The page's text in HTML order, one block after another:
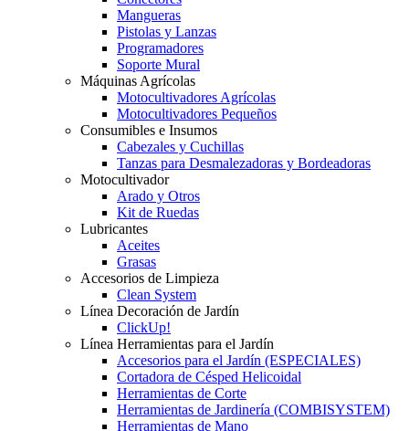
Mangueras
Pistolas y Lanzas
Programadores
Soporte Mural
Máquinas Agrícolas
Motocultivadores Agrícolas
Motocultivadores Pequeños
Consumibles e Insumos
Cabezales y Cuchillas
Tanzas para Desmalezadoras y Bordeadoras
Motocultivador
Arado y Otros
Kit de Ruedas
Lubricantes
Aceites
Grasas
Accesorios de Limpieza
Clean System
Línea Decoración de Jardín
ClickUp!
Línea Herramientas para el Jardín
Accesorios para el Jardín (ESPECIALES)
Cortadora de Césped Helicoidal
Herramientas de Corte
Herramientas de Jardinería (COMBISYSTEM)
Herramientas de Mano